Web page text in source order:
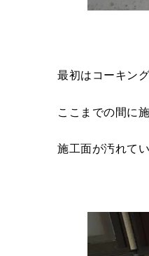
最初はコーキン
ここまでの間に
施工面が汚れて